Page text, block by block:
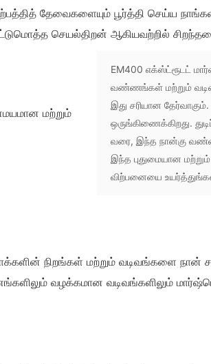
தேவைகளையும் பூர்த்தி செய்ய
செயல்திறன் ஆகியவற்றில்
EM400 எக்ஸ்ட்ரூடட்
வண்ணங்கள் மற்றும்
இது சரியான
ஒருங்கிணைக்கிறது.
வரை, இந்த நான்கு வண்ண
இந்த புதுமையான
விற்பனையை
நிறங்கள் மற்றும் வடிவங்களை நான்
வழக்கமான வடிவங்களிலும்